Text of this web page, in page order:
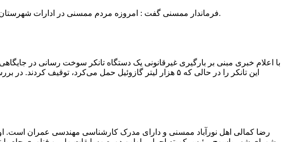
فرماندار ممسنی گفت : امروزه مردم ممسنی در ادارات شهرستان نیاز به کارشناس و خدمتگزار دارند و به اندازه کافی کلانتر در شهرستان وجود دارد پس کارشناسان از کلانتری پرهیز نمایند.
با اعلام خبری مبنی بر بارگیری غیرقانونی یک دستگاه تانکر سوخت رسانی در
این تانکر را در حالی که ۵ هزار لیتر گازوئیل حمل
رضا کمالی اهل نورآباد ممسنی و دارای مدرک کارشناسی مهندسی عمران